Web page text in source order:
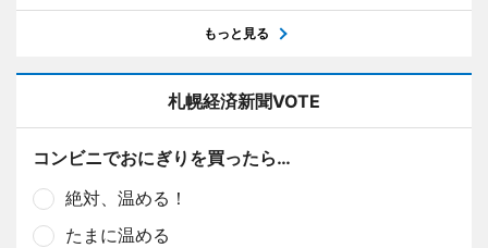
もっと見る
札幌経済新聞VOTE
コンビニでおにぎりを買ったら…
絶対、温める！
たまに温める